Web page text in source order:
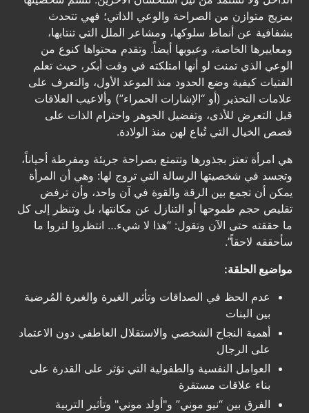
بمزيج متوازن من الصراحة والوعي الذاتي؛ فهي تتحدث
بشفافية عن أنماط سلوكها، ومشاعر الملل التي تنتابها،
ومعاييرها الخاصة، وعيوبها أيضاً. وتقدم محتواها كنوع من
الوعي الذي تمنت لو أنها امتلكته في وقت أبكر، حيث تعلم
الفتيات كيفية وضع الحدود منذ الموعد الأول، والتعرف على
علامات التحذير (أو “الإشارات الحمراء”) وألاعيب العلاقات
قبل التعرض للأذى، وتفضيل الجوهر واحترام الذات على
قصص الخيال التي تُباع لهن منذ الولادة.
هي امرأة تعتز بجذورها وتتمتع بصراحة جريئة ومفرطة أحياناً،
وتجسد في شخصيتها الرسالة التي تروج لها: وهي أن المرأة
يمكن أن تجمع بين الرقة والقوة في آن واحد، وأن ترفض
تقليص حجم طموحها أو التنازل عن مكانتها، بل وتنظر إلى كل
ما حققته حتى الآن وتقول: “هذا لا شيء… انتظروا لتروا ما
سأحققه لاحقاً”.
مواضيع الحلقة:
عدم الحظ في الصداقات وتأثير الغيرة والغيرة المُرضية
بين البنات
أهمية النجاح الشخصي والاستقلال العاطفي دون الاعتماد
على الرجال
العوامل النفسية والطفولية التي تؤثر على القدرة على
بناء علاقات مستقرة
الفرق بين “نيو موني” و"أولد موني" وتأثير التربية